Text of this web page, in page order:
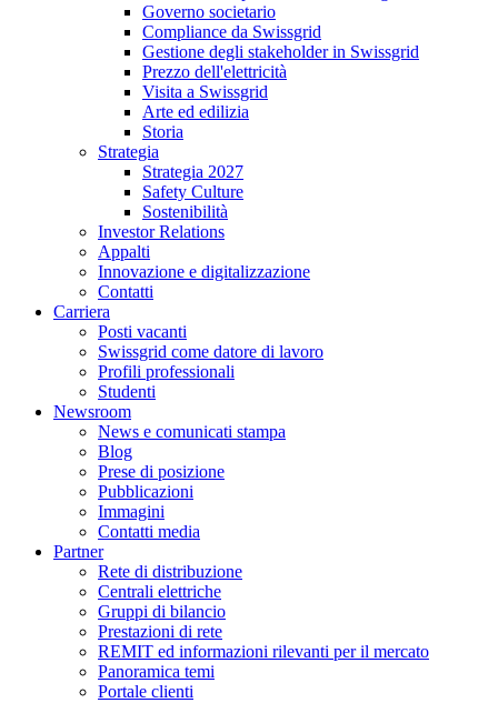
Governo societario
Compliance da Swissgrid
Gestione degli stakeholder in Swissgrid
Prezzo dell'elettricità
Visita a Swissgrid
Arte ed edilizia
Storia
Strategia
Strategia 2027
Safety Culture
Sostenibilità
Investor Relations
Appalti
Innovazione e digitalizzazione
Contatti
Carriera
Posti vacanti
Swissgrid come datore di lavoro
Profili professionali
Studenti
Newsroom
News e comunicati stampa
Blog
Prese di posizione
Pubblicazioni
Immagini
Contatti media
Partner
Rete di distribuzione
Centrali elettriche
Gruppi di bilancio
Prestazioni di rete
REMIT ed informazioni rilevanti per il mercato
Panoramica temi
Portale clienti